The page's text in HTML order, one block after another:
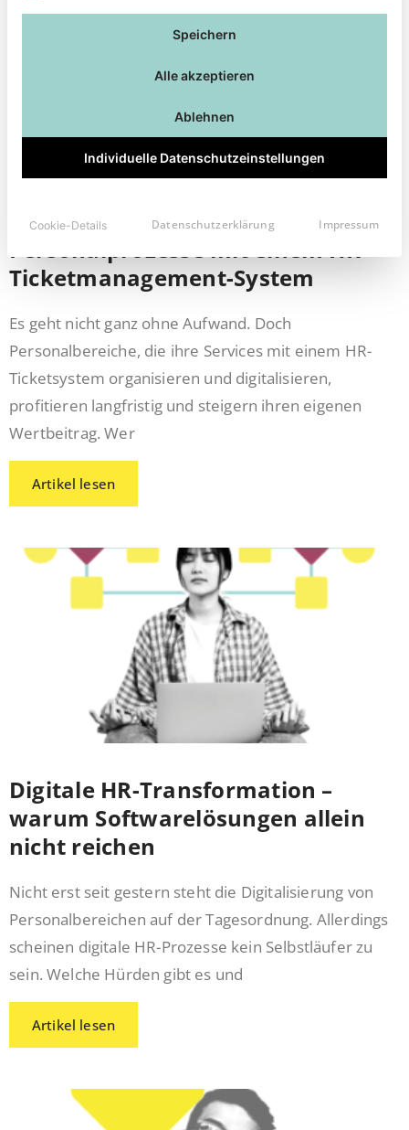
Schlanke und effiziente
Personalprozesse mit einem HR-
Ticketmanagement-System
Es geht nicht ganz ohne Aufwand. Doch
Personalbereiche, die ihre Services mit einem HR-
Ticketsystem organisieren und digitalisieren,
profitieren langfristig und steigern ihren eigenen
Wertbeitrag. Wer
Artikel lesen
Digitale HR-Transformation –
warum Softwarelösungen allein
nicht reichen
Nicht erst seit gestern steht die Digitalisierung von
Personalbereichen auf der Tagesordnung. Allerdings
scheinen digitale HR-Prozesse kein Selbstläufer zu
sein. Welche Hürden gibt es und
Artikel lesen
Speichern
Alle akzeptieren
Ablehnen
Individuelle Datenschutzeinstellungen
Cookie-Details Datenschutzerklärung Impressum